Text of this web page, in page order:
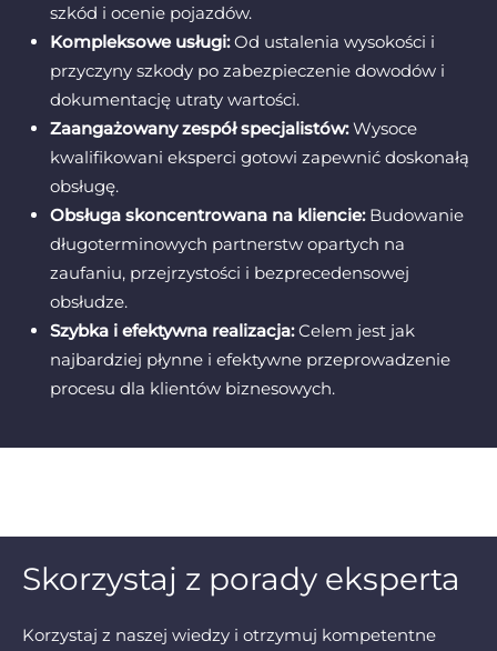
szkód i ocenie pojazdów.
Kompleksowe usługi:Od ustalenia wysokości i
przyczyny szkody po zabezpieczenie dowodów i
dokumentację utraty wartości.
Zaangażowany zespół specjalistów:Wysoce
kwalifikowani eksperci gotowi zapewnić doskonałą
obsługę.
Obsługa skoncentrowana na kliencie:Budowanie
długoterminowych partnerstw opartych na
zaufaniu, przejrzystości i bezprecedensowej
obsłudze.
Szybka i efektywna realizacja:Celem jest jak
najbardziej płynne i efektywne przeprowadzenie
procesu dla klientów biznesowych.
Skorzystaj z porady eksperta
Korzystaj z naszej wiedzy i otrzymuj kompetentne